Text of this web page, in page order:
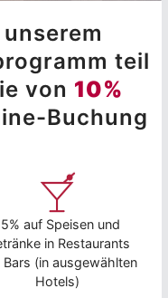
teil
von 10%
Buchung
auf Speisen und
in Restaurants
Bars (in ausgewählten
Hotels)